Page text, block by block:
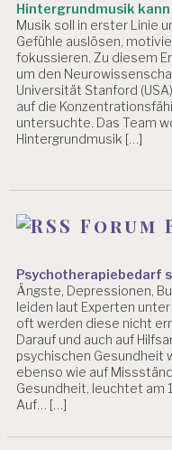
T
R
E
S
S
M
A
SS
E
P
E
R
S
O
N
A
A
Hintergrundmusik
Musik soll in erster Linie
Gefühle auslösen,
fokussieren. Zu diesem
um den
Universität Stanford
auf die
untersuchte. Das Team
Hintergrundmusik […]
Forum
Psychotherapiebedarf
Ängste, Depressionen,
leiden laut Experten
oft werden diese nicht
Darauf und auch auf
psychischen Gesundheit
ebenso wie auf
Gesundheit, leuchtet am
Auf… […]